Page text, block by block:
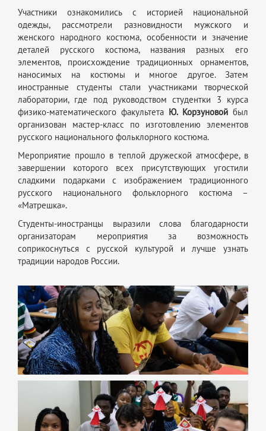
Участники ознакомились с историей национальной
одежды, рассмотрели разновидности мужского и
женского народного костюма, особенности и значение
деталей русского костюма, названия разных его
элементов, происхождение традиционных орнаментов,
наносимых на костюмы и многое другое. Затем
иностранные студенты стали участниками творческой
лаборатории, где под руководством студентки 3 курса
физико-математического факультета Ю. Корзуновой был
организован мастер-класс по изготовлению элементов
русского национального фольклорного костюма.
Мероприятие прошло в теплой дружеской атмосфере, в
завершении которого всех присутствующих угостили
сладкими подарками с изображением традиционного
русского национального фольклорного костюма –
«Матрешка».
Студенты-иностранцы выразили слова благодарности
организаторам мероприятия за возможность
соприкоснуться с русской культурой и лучше узнать
традиции народов России.